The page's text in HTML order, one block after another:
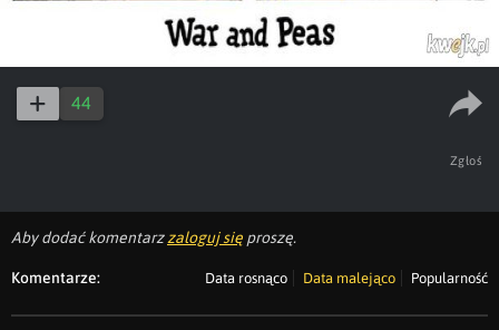
44
Zgłoś
Aby dodać komentarzzaloguj się proszę.
Komentarze: Data rosnąco Data malejąco Popularność